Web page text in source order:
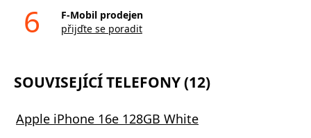
6
F-Mobil prodejen
přijďte se poradit
SOUVISEJÍCÍ TELEFONY (12)
Apple iPhone 16e 128GB White